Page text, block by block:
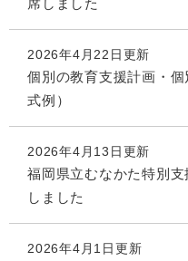
2026年4月22日更新
個別の教育支援計画・
式例）
2026年4月13日更新
福岡県立むなかた特別
しました
2026年4月1日更新